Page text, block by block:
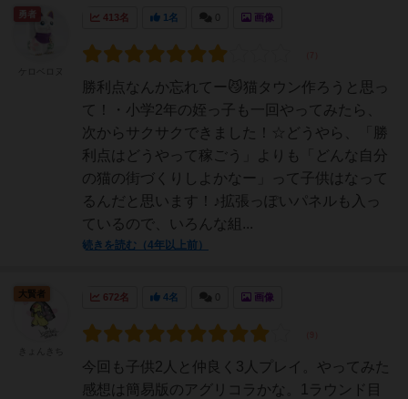
413名 1名 画像
勝利点なんか忘れてー😼猫タウン作ろうと思っ
て！・小学2年の姪っ子も一回やってみたら、
次からサクサクできました！☆どうやら、「勝
利点はどうやって稼ごう」よりも「どんな自分
の猫の街づくりしよかなー」って子供はなって
るんだと思います！♪拡張っぽいパネルも入っ
ているので、いろんな組...
続きを読む（4年以上前）
672名 4名 画像
今回も子供2人と仲良く3人プレイ。やってみた
感想は簡易版のアグリコラかな。1ラウンド目
大賢者